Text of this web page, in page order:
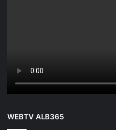
WEBTV ALB365